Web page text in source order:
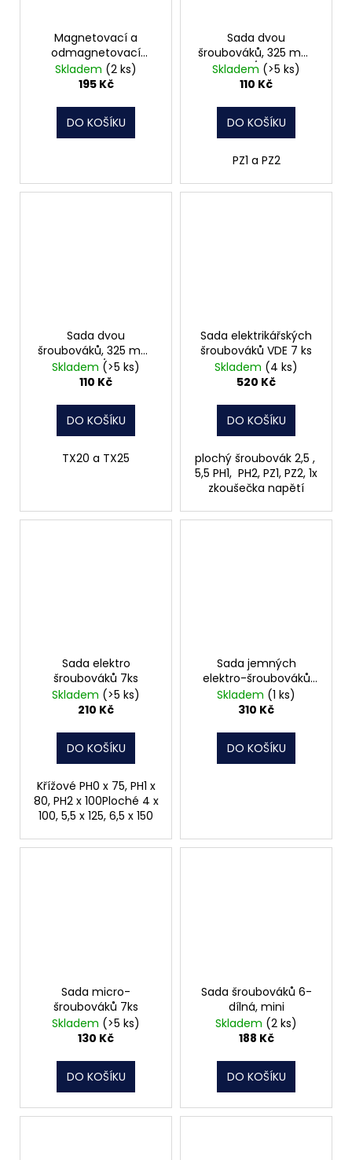
Magnetovací a
odmagnetovací
přípravek
Skladem (2 ks)
195 Kč
DO KOŠÍKU
Sada dvou
šroubováků, 325 mm,
PZ1/PZ2
Skladem (>5 ks)
110 Kč
DO KOŠÍKU
PZ1 a PZ2
Sada dvou
šroubováků, 325 mm,
TX20/25
Skladem (>5 ks)
110 Kč
DO KOŠÍKU
TX20 a TX25
Sada elektrikářských
šroubováků VDE 7 ks
Skladem (4 ks)
520 Kč
DO KOŠÍKU
plochý šroubovák 2,5 ,
5,5 PH1, PH2, PZ1, PZ2, 1x
zkoušečka napětí
Sada elektro
šroubováků 7ks
Skladem (>5 ks)
210 Kč
DO KOŠÍKU
Křížové PH0 x 75, PH1 x
80, PH2 x 100Ploché 4 x
100, 5,5 x 125, 6,5 x 150
Sada jemných
elektro-šroubováků
6ks
Skladem (1 ks)
310 Kč
DO KOŠÍKU
Sada micro-
šroubováků 7ks
Skladem (>5 ks)
130 Kč
DO KOŠÍKU
Sada šroubováků 6-
dílná, mini
Skladem (2 ks)
188 Kč
DO KOŠÍKU